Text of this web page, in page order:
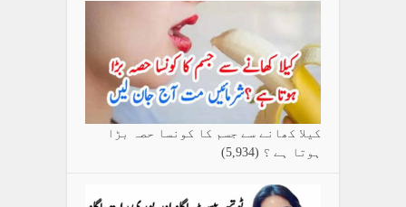
کیلا کھانے سے جسم کا کونسا حصہ بڑا
ہوتا ہے ؟ (5,934)